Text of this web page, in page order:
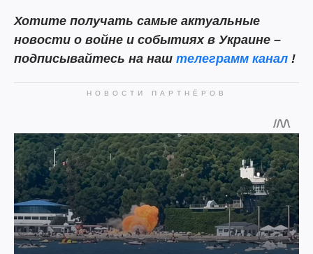
Хотите получать самые актуальные
новости о войне и событиях в Украине –
подписывайтесь на наш телеграмм канал !